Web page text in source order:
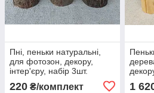
Пні, пеньки натуральні,
для фотозон, декору,
інтер'єру, набір 3шт.
220 ₴/комплект 1